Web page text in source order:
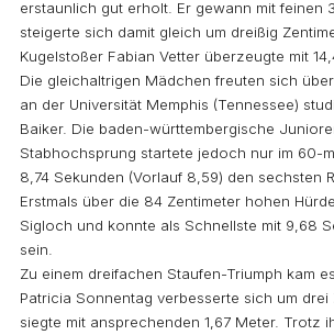
erstaunlich gut erholt. Er gewann mit feinen
steigerte sich damit gleich um dreißig
Kugelstoßer Fabian Vetter überzeugte mit
Die gleichaltrigen Mädchen freuten sich
an der Universität Memphis (Tennessee)
Baiker. Die baden-württembergische
Stabhochsprung startete jedoch nur im 60-
8,74 Sekunden (Vorlauf 8,59) den sechsten
Erstmals über die 84 Zentimeter hohen
Sigloch und konnte als Schnellste mit 9,68
sein.
Zu einem dreifachen Staufen-Triumph kam
Patricia Sonnentag verbesserte sich um drei
siegte mit ansprechenden 1,67 Meter. Trotz